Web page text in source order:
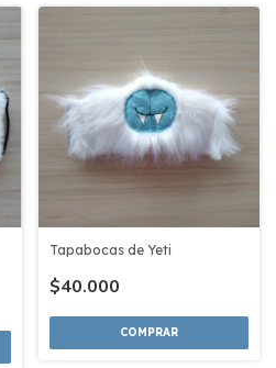
Tapabocas de Yeti
$40.000
COMPRAR